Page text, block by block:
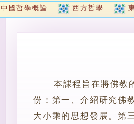
中國哲學概論 西方哲學
本課程旨在將佛教
份：第一、介紹研究佛
大小乘的思想發展。第